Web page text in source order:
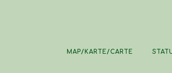
MAP/KARTE/CARTE